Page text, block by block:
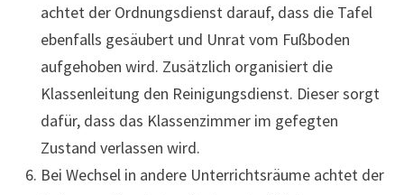
achtet der Ordnungsdienst darauf, dass die Tafel
ebenfalls gesäubert und Unrat vom Fußboden
aufgehoben wird. Zusätzlich organisiert die
Klassenleitung den Reinigungsdienst. Dieser sorgt
dafür, dass das Klassenzimmer im gefegten
Zustand verlassen wird.
Bei Wechsel in andere Unterrichtsräume achtet der